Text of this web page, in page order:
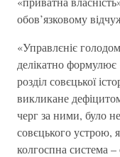
обов’язковому
«Управлєніє
делікатно
розділ совєцької
викликане
черг за ними, було
совєцького устрою,
колгоспна система –